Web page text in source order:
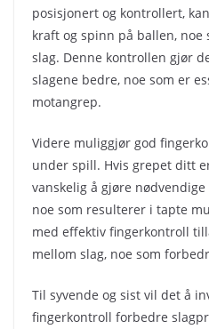
posisjonert og kontrollert,
kraft og spinn på ballen,
slag. Denne kontrollen gjør
slagene bedre, noe som er
motangrep.
Videre muliggjør god
under spill. Hvis grepet ditt
vanskelig å gjøre
noe som resulterer i tapte
med effektiv fingerkontroll
mellom slag, noe som
Til syvende og sist vil det å
fingerkontroll forbedre